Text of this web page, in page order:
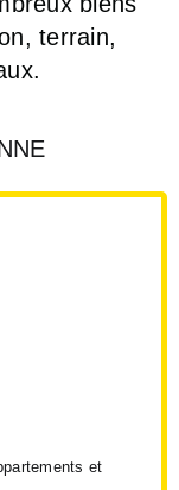
terrain,
et